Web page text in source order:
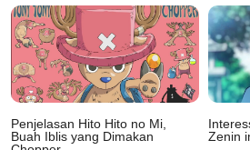
Penjelasan Hito Hito no Mi,
Buah Iblis yang Dimakan
Zenin